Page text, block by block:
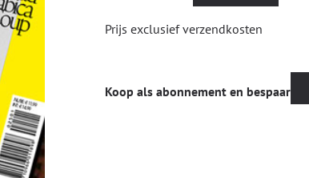
Prijs exclusief verzendkosten
Koop als abonnement en bespaar